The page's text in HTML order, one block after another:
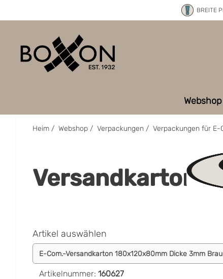
BREITE
Webshop
Heim / Webshop / Verpackungen / Verpackungen für E-
Versandkartons
Artikel auswählen
Artikelnummer: 160627